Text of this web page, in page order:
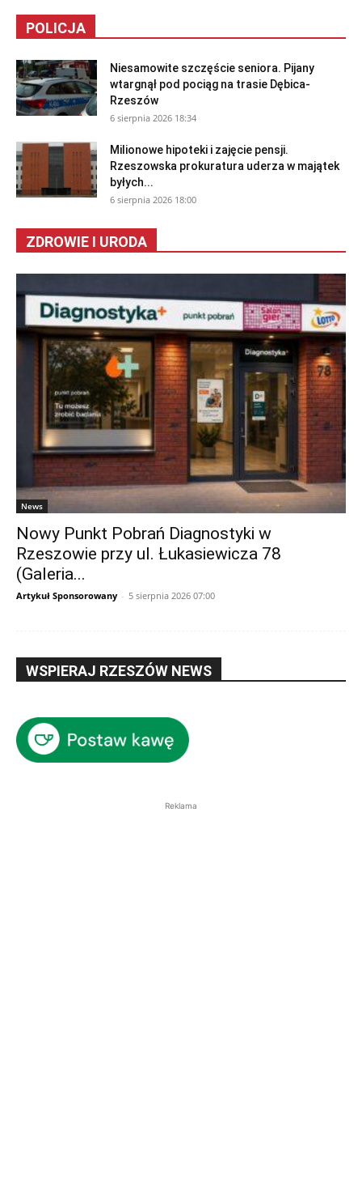
POLICJA
Niesamowite szczęście seniora. Pijany
wtargnął pod pociąg na trasie Dębica-
Rzeszów
6 sierpnia 2026 18:34
Milionowe hipoteki i zajęcie pensji.
Rzeszowska prokuratura uderza w majątek
byłych...
6 sierpnia 2026 18:00
ZDROWIE I URODA
News
Nowy Punkt Pobrań Diagnostyki w
Rzeszowie przy ul. Łukasiewicza 78
(Galeria...
Artykuł Sponsorowany - 5 sierpnia 2026 07:00
WSPIERAJ RZESZÓW NEWS
Reklama